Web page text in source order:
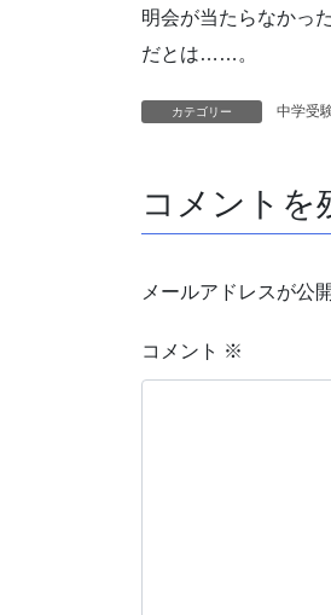
明会が当たらなかっ
だとは……。
カテゴリー 中学受
コメントを
メールアドレスが公
コメント ※